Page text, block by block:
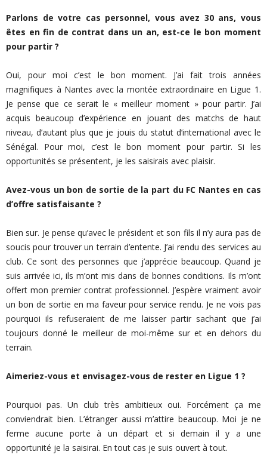
Parlons de votre cas personnel, vous avez 30 ans, vous
êtes en fin de contrat dans un an, est-ce le bon moment
pour partir ?
Oui, pour moi c’est le bon moment. J’ai fait trois années
magnifiques à Nantes avec la montée extraordinaire en Ligue 1.
Je pense que ce serait le « meilleur moment » pour partir. J’ai
acquis beaucoup d’expérience en jouant des matchs de haut
niveau, d’autant plus que je jouis du statut d’international avec le
Sénégal. Pour moi, c’est le bon moment pour partir. Si les
opportunités se présentent, je les saisirais avec plaisir.
Avez-vous un bon de sortie de la part du FC Nantes en cas
d’offre satisfaisante ?
Bien sur. Je pense qu’avec le président et son fils il n’y aura pas de
soucis pour trouver un terrain d’entente. J’ai rendu des services au
club. Ce sont des personnes que j’apprécie beaucoup. Quand je
suis arrivée ici, ils m’ont mis dans de bonnes conditions. Ils m’ont
offert mon premier contrat professionnel. J’espère vraiment avoir
un bon de sortie en ma faveur pour service rendu. Je ne vois pas
pourquoi ils refuseraient de me laisser partir sachant que j’ai
toujours donné le meilleur de moi-même sur et en dehors du
terrain.
Aimeriez-vous et envisagez-vous de rester en Ligue 1 ?
Pourquoi pas. Un club très ambitieux oui. Forcément ça me
conviendrait bien. L’étranger aussi m’attire beaucoup. Moi je ne
ferme aucune porte à un départ et si demain il y a une
opportunité je la saisirai. En tout cas je suis ouvert à tout.